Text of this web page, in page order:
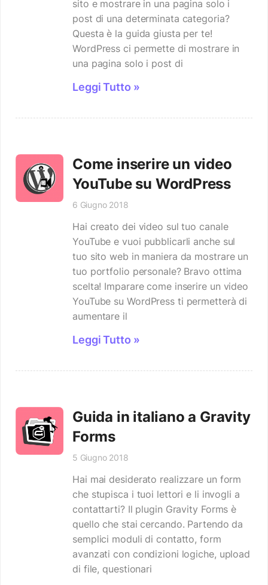
sito e mostrare in una pagina solo i
post di una determinata categoria?
Questa è la guida giusta per te!
WordPress ci permette di mostrare in
una pagina solo i post di
Leggi Tutto »
Come inserire un video
YouTube su WordPress
6 Giugno 2018
Hai creato dei video sul tuo canale
YouTube e vuoi pubblicarli anche sul
tuo sito web in maniera da mostrare un
tuo portfolio personale? Bravo ottima
scelta! Imparare come inserire un video
YouTube su WordPress ti permetterà di
aumentare il
Leggi Tutto »
Guida in italiano a Gravity
Forms
5 Giugno 2018
Hai mai desiderato realizzare un form
che stupisca i tuoi lettori e li invogli a
contattarti? Il plugin Gravity Forms è
quello che stai cercando. Partendo da
semplici moduli di contatto, form
avanzati con condizioni logiche, upload
di file, questionari